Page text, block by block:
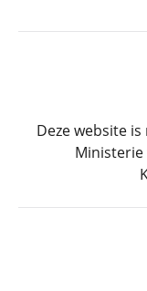
Deze website
Ministerie